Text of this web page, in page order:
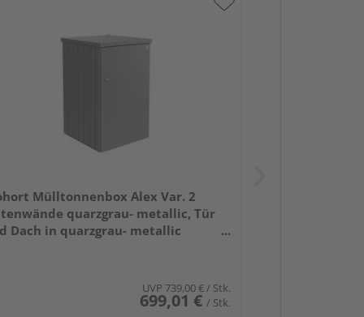
Mülltonnenbox Alex Var. 2
quarzgrau- metallic, Tür
Dach in quarzgrau- metallic
UVP 739,00 €/ Stk.
699,01 € / Stk.